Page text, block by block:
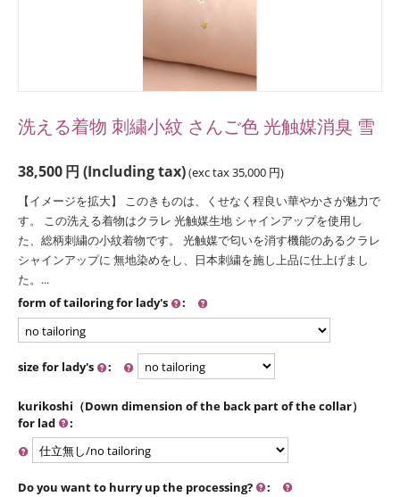
洗える着物 刺繍小紋 さんご色 光触媒消臭 雪
38,500円 (Including tax)(exc tax35,000 円)
【イメージを拡大】 このきものは、くせなく程良い華やかさが魅力で
す。 この洗える着物はクラレ 光触媒生地 シャインアップを使用し
た、総柄刺繍の小紋着物です。 光触媒で匂いを消す機能のあるクラレ
シャインアップに 無地染めをし、日本刺繍を施し上品に仕上げまし
た。...
form of tailoring for lady's
:
size for lady's :
kurikoshi（Down dimension of the back part of the collar）
for lad
:
Do you want to hurry up the processing? :